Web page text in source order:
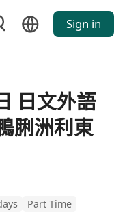
Sign in
日文外語
脷洲利東
Part Time